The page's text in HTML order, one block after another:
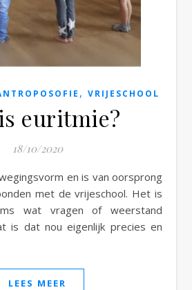
, VRIJESCHOOL
euritmie?
18/10/2020
met de vrijeschool. Het is
wat vragen of weerstand
is dat nou eigenlijk precies en
LEES MEER